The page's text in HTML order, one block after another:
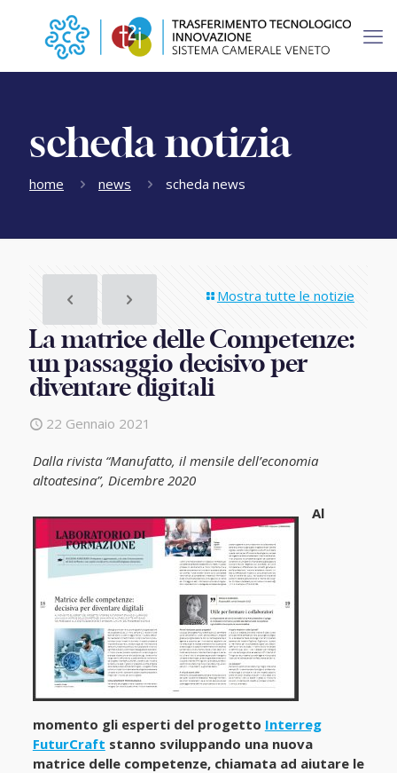
scheda notizia
home news scheda news
Mostra tutte le notizie
La matrice delle Competenze:
un passaggio decisivo per
diventare digitali
22 Gennaio 2021
Dalla rivista “Manufatto, il mensile dell’economia
altoatesina”, Dicembre 2020
Al
momento gli esperti del progetto Interreg
FuturCraft stanno sviluppando una nuova
matrice delle competenze, chiamata ad aiutare le